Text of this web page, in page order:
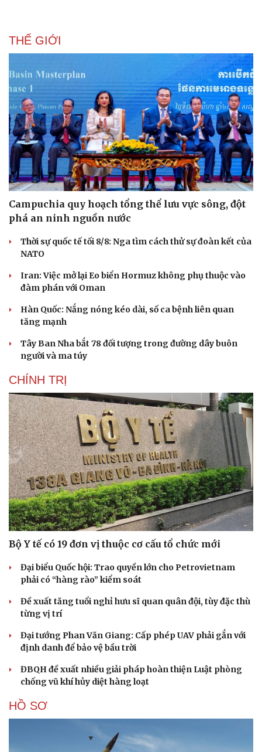
Vì cộng đồng
THẾ GIỚI
Campuchia quy hoạch tổng thể lưu vực sông, đột
phá an ninh nguồn nước
Thời sự quốc tế tối 8/8: Nga tìm cách thử sự đoàn kết của
NATO
Iran: Việc mở lại Eo biển Hormuz không phụ thuộc vào
đàm phán với Oman
Hàn Quốc: Nắng nóng kéo dài, số ca bệnh liên quan
tăng mạnh
Tây Ban Nha bắt 78 đối tượng trong đường dây buôn
người và ma túy
CHÍNH TRỊ
Bộ Y tế có 19 đơn vị thuộc cơ cấu tổ chức mới
Đại biểu Quốc hội: Trao quyền lớn cho Petrovietnam
phải có “hàng rào” kiểm soát
Đề xuất tăng tuổi nghỉ hưu sĩ quan quân đội, tùy đặc thù
từng vị trí
Đại tướng Phan Văn Giang: Cấp phép UAV phải gắn với
định danh để bảo vệ bầu trời
ĐBQH đề xuất nhiều giải pháp hoàn thiện Luật phòng
chống vũ khí hủy diệt hàng loạt
HỒ SƠ